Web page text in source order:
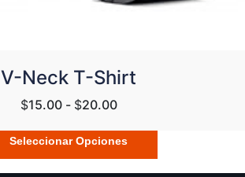
V-Neck T-Shirt
$15.00 - $20.00
Seleccionar Opciones